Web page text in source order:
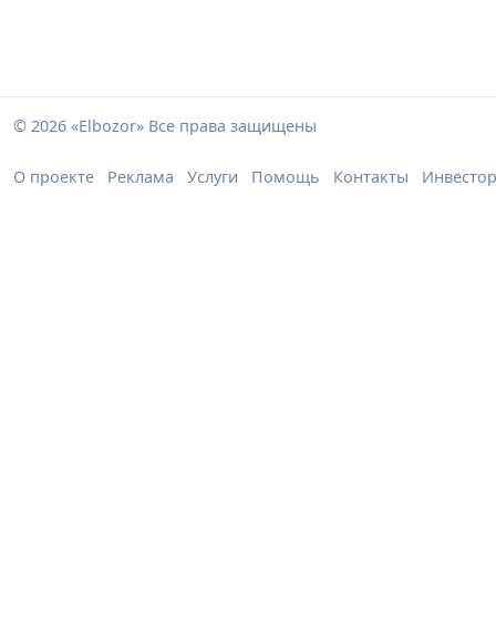
© 2026 «Elbozor» Все права защищены
О проекте Реклама Услуги Помощь Контакты